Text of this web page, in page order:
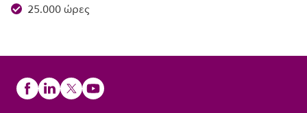
25.000 ώρες